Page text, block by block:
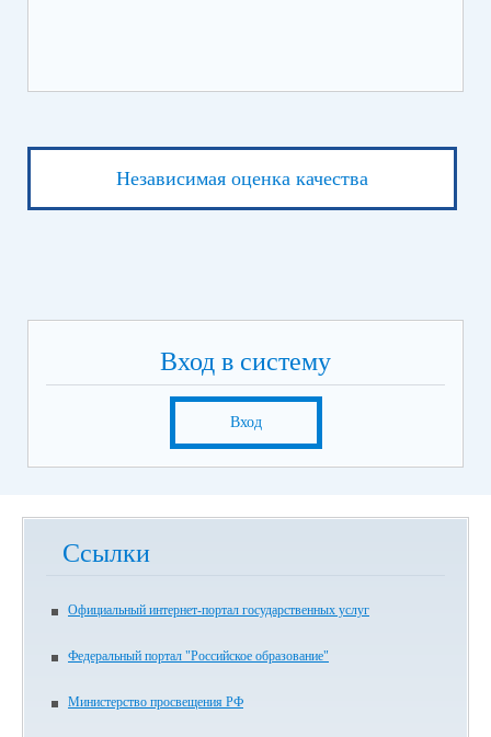
Независимая оценка качества
Вход в систему
Вход
Ссылки
Официальный интернет-портал государственных услуг
Федеральный портал "Российское образование"
Министерство просвещения РФ